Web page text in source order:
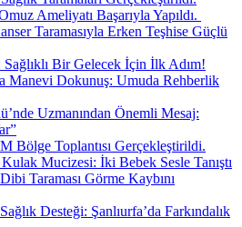
Ameliyatı Başarıyla Yapıldı.
Taramasıyla Erken Teşhise Güçlü
Bir Gelecek İçin İlk Adım!
Manevi Dokunuş: Umuda Rehberlik
Uzmanından Önemli Mesaj:
Bölge Toplantısı Gerçekleştirildi.
Mucizesi: İki Bebek Sesle Tanıştı
Taraması Görme Kaybını
Desteği: Şanlıurfa’da Farkındalık